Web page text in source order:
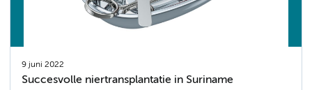
9 juni 2022
Succesvolle niertransplantatie in Suriname